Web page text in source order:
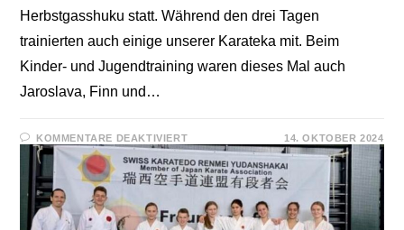
Herbstgasshuku statt. Während den drei Tagen
trainierten auch einige unserer Karateka mit. Beim
Kinder- und Jugendtraining waren dieses Mal auch
Jaroslava, Finn und…
KOMMENTARE DEAKTIVIERTFÜR
HERBST
GASSHUKU
IN
LENZBURG
14. OKTOBER 2024